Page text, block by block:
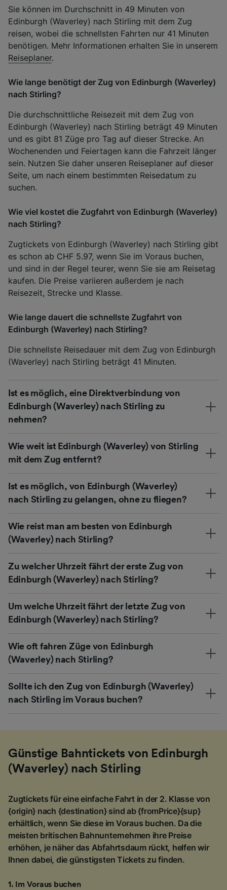
Sie können im Durchschnitt in 49 Minuten von
Edinburgh (Waverley) nach Stirling mit dem Zug
reisen, wobei die schnellsten Fahrten nur 41 Minuten
benötigen. Mehr Informationen erhalten Sie in unserem
Reiseplaner.
Wie lange benötigt der Zug von Edinburgh (Waverley)
nach Stirling?
Die durchschnittliche Reisezeit mit dem Zug von
Edinburgh (Waverley) nach Stirling beträgt 49 Minuten
und es gibt 81 Züge pro Tag auf dieser Strecke. An
Wochenenden und Feiertagen kann die Fahrzeit länger
sein. Nutzen Sie daher unseren Reiseplaner auf dieser
Seite, um nach einem bestimmten Reisedatum zu
suchen.
Wie viel kostet die Zugfahrt von Edinburgh (Waverley)
nach Stirling?
Zugtickets von Edinburgh (Waverley) nach Stirling gibt
es schon ab CHF 5.97, wenn Sie im Voraus buchen,
und sind in der Regel teurer, wenn Sie sie am Reisetag
kaufen. Die Preise variieren außerdem je nach
Reisezeit, Strecke und Klasse.
Wie lange dauert die schnellste Zugfahrt von
Edinburgh (Waverley) nach Stirling?
Die schnellste Reisedauer mit dem Zug von Edinburgh
(Waverley) nach Stirling beträgt 41 Minuten.
Ist es möglich, eine Direktverbindung von
Edinburgh (Waverley) nach Stirling zu
nehmen?
Wie weit ist Edinburgh (Waverley) von Stirling
mit dem Zug entfernt?
Ist es möglich, von Edinburgh (Waverley)
nach Stirling zu gelangen, ohne zu fliegen?
Wie reist man am besten von Edinburgh
(Waverley) nach Stirling?
Zu welcher Uhrzeit fährt der erste Zug von
Edinburgh (Waverley) nach Stirling?
Um welche Uhrzeit fährt der letzte Zug von
Edinburgh (Waverley) nach Stirling?
Wie oft fahren Züge von Edinburgh
(Waverley) nach Stirling?
Sollte ich den Zug von Edinburgh (Waverley)
nach Stirling im Voraus buchen?
Günstige Bahntickets von Edinburgh
(Waverley) nach Stirling
Zugtickets für eine einfache Fahrt in der 2. Klasse von
{origin} nach {destination} sind ab {fromPrice}{sup}
erhältlich, wenn Sie diese im Voraus buchen. Da die
meisten britischen Bahnunternehmen ihre Preise
erhöhen, je näher das Abfahrtsdaum rückt, helfen wir
Ihnen dabei, die günstigsten Tickets zu finden.
1 . Im Voraus buchen